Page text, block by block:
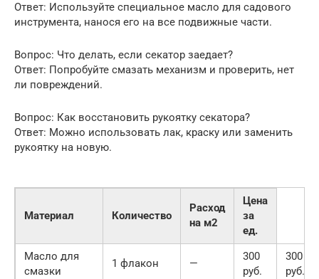
Ответ: Используйте специальное масло для садового
инструмента, нанося его на все подвижные части.
Вопрос: Что делать, если секатор заедает?
Ответ: Попробуйте смазать механизм и проверить, нет
ли повреждений.
Вопрос: Как восстановить рукоятку секатора?
Ответ: Можно использовать лак, краску или заменить
рукоятку на новую.
Материал Количество
Расход
на м2
Цена
за
ед.
Масло для
смазки
1 флакон —
300
руб.
300
руб.